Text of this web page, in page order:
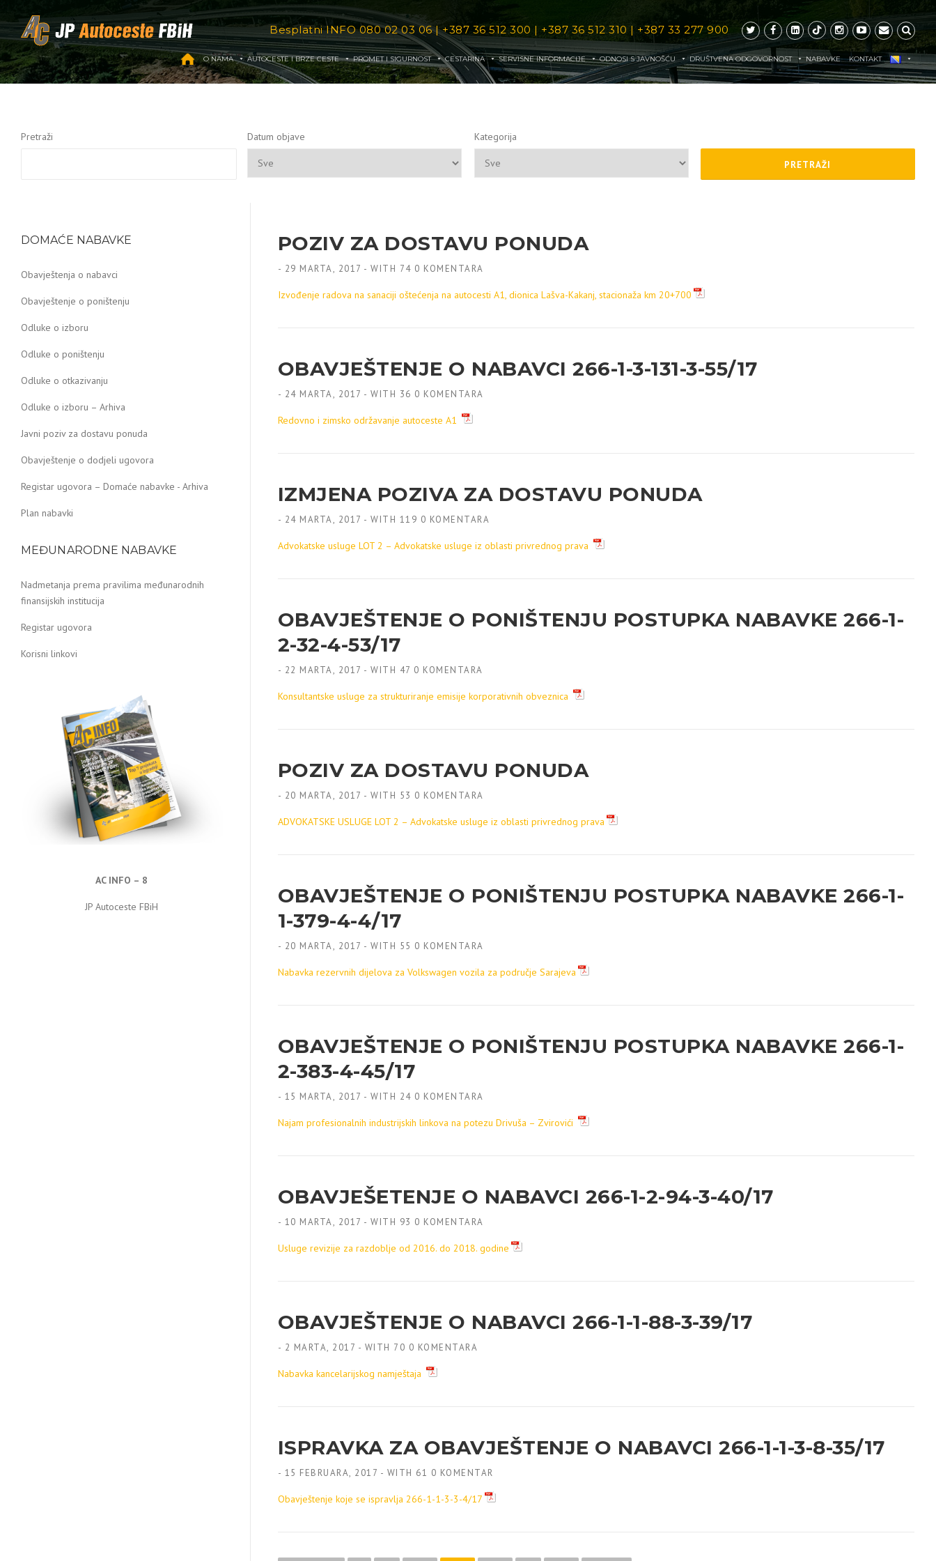
Besplatni INFO080 02 03 06|+387 36 512 300 | +387 36 512 310 | +387 33 277 900
O NAMA AUTOCESTE I BRZE CESTE PROMET I SIGURNOST CESTARINA SERVISNE INFORMACIJE ODNOSI S JAVNOŠĆU DRUŠTVENA ODGOVORNOST NABAVKE KONTAKT
Pretraži Datum objave Kategorija
POZIV ZA DOSTAVU PONUDA
- 29 MARTA, 2017 - WITH 74 0 KOMENTARA
Izvođenje radova na sanaciji oštećenja na autocesti A1, dionica Lašva-Kakanj, stacionaža km 20+700
OBAVJEŠTENJE O NABAVCI 266-1-3-131-3-55/17
- 24 MARTA, 2017 - WITH 36 0 KOMENTARA
Redovno i zimsko održavanje autoceste A1
IZMJENA POZIVA ZA DOSTAVU PONUDA
- 24 MARTA, 2017 - WITH 119 0 KOMENTARA
Advokatske usluge LOT 2 – Advokatske usluge iz oblasti privrednog prava
OBAVJEŠTENJE O PONIŠTENJU POSTUPKA NABAVKE 266-1-
2-32-4-53/17
- 22 MARTA, 2017 - WITH 47 0 KOMENTARA
Konsultantske usluge za strukturiranje emisije korporativnih obveznica
POZIV ZA DOSTAVU PONUDA
- 20 MARTA, 2017 - WITH 53 0 KOMENTARA
ADVOKATSKE USLUGE LOT 2 – Advokatske usluge iz oblasti privrednog prava
OBAVJEŠTENJE O PONIŠTENJU POSTUPKA NABAVKE 266-1-
1-379-4-4/17
- 20 MARTA, 2017 - WITH 55 0 KOMENTARA
Nabavka rezervnih dijelova za Volkswagen vozila za područje Sarajeva
OBAVJEŠTENJE O PONIŠTENJU POSTUPKA NABAVKE 266-1-
2-383-4-45/17
- 15 MARTA, 2017 - WITH 24 0 KOMENTARA
Najam profesionalnih industrijskih linkova na potezu Drivuša – Zvirovići
OBAVJEŠETENJE O NABAVCI 266-1-2-94-3-40/17
- 10 MARTA, 2017 - WITH 93 0 KOMENTARA
Usluge revizije za razdoblje od 2016. do 2018. godine
OBAVJEŠTENJE O NABAVCI 266-1-1-88-3-39/17
- 2 MARTA, 2017 - WITH 70 0 KOMENTARA
Nabavka kancelarijskog namještaja
ISPRAVKA ZA OBAVJEŠTENJE O NABAVCI 266-1-1-3-8-35/17
- 15 FEBRUARA, 2017 - WITH 61 0 KOMENTAR
Obavještenje koje se ispravlja 266-1-1-3-3-4/17
DOMAĆE NABAVKE
Obavještenja o nabavci
Obavještenje o poništenju
Odluke o izboru
Odluke o poništenju
Odluke o otkazivanju
Odluke o izboru – Arhiva
Javni poziv za dostavu ponuda
Obavještenje o dodjeli ugovora
Registar ugovora – Domaće nabavke - Arhiva
Plan nabavki
MEĐUNARODNE NABAVKE
Nadmetanja prema pravilima međunarodnih
finansijskih institucija
Registar ugovora
Korisni linkovi
AC INFO – 8
JP Autoceste FBiH